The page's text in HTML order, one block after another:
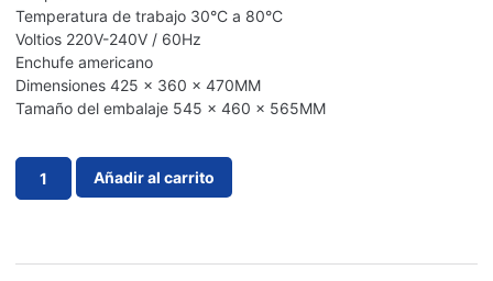
Temperatura de trabajo 30°C a 80°C
Voltios 220V-240V / 60Hz
Enchufe americano
Dimensiones 425 x 360 x 470MM
Tamaño del embalaje 545 x 460 x 565MM
Añadir al carrito